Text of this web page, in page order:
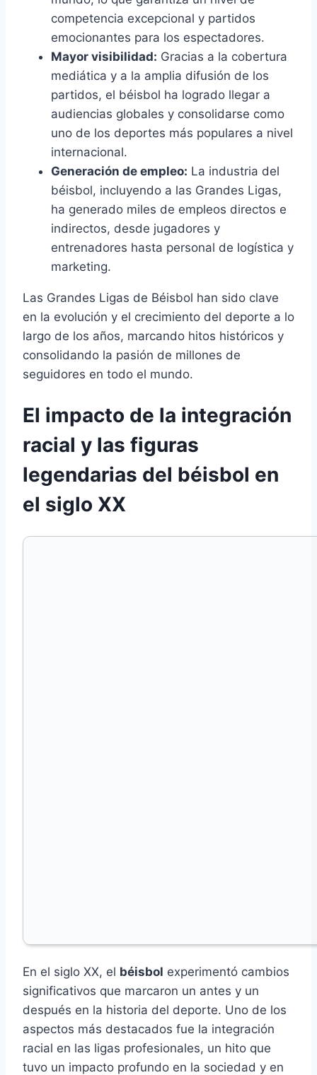
competencia excepcional y partidos
emocionantes para los espectadores.
Mayor visibilidad: Gracias a la cobertura
mediática y a la amplia difusión de los
partidos, el béisbol ha logrado llegar a
audiencias globales y consolidarse como
uno de los deportes más populares a nivel
internacional.
Generación de empleo: La industria del
béisbol, incluyendo a las Grandes Ligas,
ha generado miles de empleos directos e
indirectos, desde jugadores y
entrenadores hasta personal de logística y
marketing.
Las Grandes Ligas de Béisbol han sido clave
en la evolución y el crecimiento del deporte a lo
largo de los años, marcando hitos históricos y
consolidando la pasión de millones de
seguidores en todo el mundo.
El impacto de la integración
racial y las figuras
legendarias del béisbol en
el siglo XX
En el siglo XX, el béisbol experimentó cambios
significativos que marcaron un antes y un
después en la historia del deporte. Uno de los
aspectos más destacados fue la integración
racial en las ligas profesionales, un hito que
tuvo un impacto profundo en la sociedad y en